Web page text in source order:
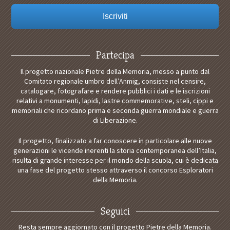
Partecipa
Il progetto nazionale Pietre della Memoria, messo a punto dal
Comitato regionale umbro dell’Anmig, consiste nel censire,
catalogare, fotografare e rendere pubblici i dati e le iscrizioni
relativi a monumenti, lapidi, lastre commemorative, steli, cippi e
memoriali che ricordano prima e seconda guerra mondiale e guerra
di Liberazione.
Il progetto, finalizzato a far conoscere in particolare alle nuove
generazioni le vicende inerenti la storia contemporanea dell’Italia,
risulta di grande interesse per il mondo della scuola, cui è dedicata
una fase del progetto stesso attraverso il concorso Esploratori
della Memoria.
Seguici
Resta sempre aggiornato con il progetto Pietre della Memoria.